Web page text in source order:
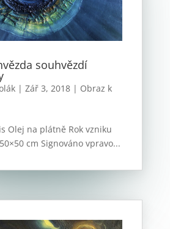
souhvězdí
| Zář 3, 2018| Obraz k
Olej na plátně Rok vzniku
cm Signováno vpravo...